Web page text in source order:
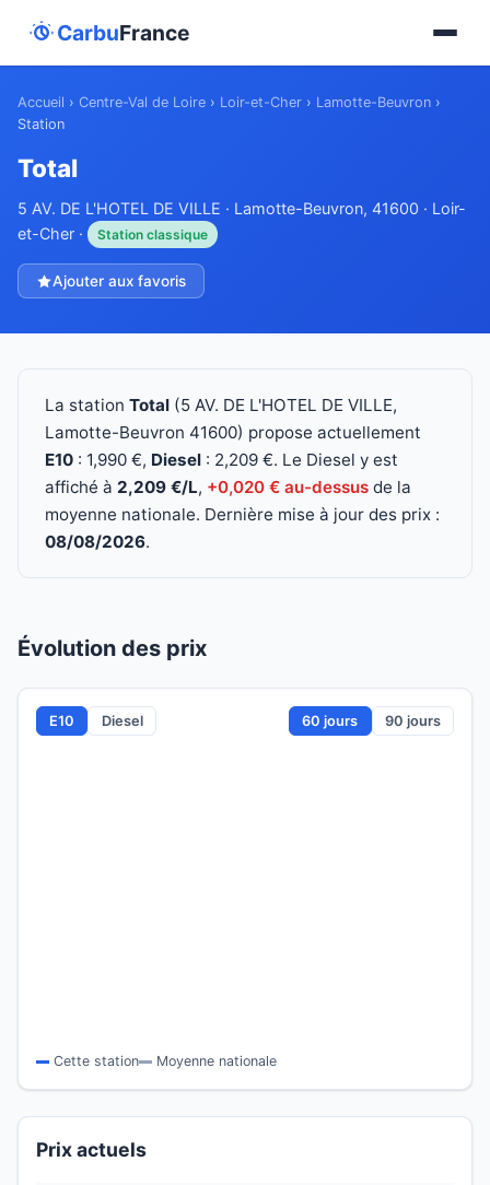
CarbuFrance
Accueil › Centre-Val de Loire › Loir-et-Cher › Lamotte-Beuvron ›
Station
Total
5 AV. DE L'HOTEL DE VILLE · Lamotte-Beuvron, 41600 · Loir-
et-Cher ·
Station classique
Ajouter aux favoris
La station Total (5 AV. DE L'HOTEL DE VILLE,
Lamotte-Beuvron 41600) propose actuellement
E10 : 1,990 €, Diesel : 2,209 €. Le Diesel y est
affiché à 2,209 €/L, +0,020 € au-dessus de la
moyenne nationale. Dernière mise à jour des prix :
08/08/2026.
Évolution des prix
E10 Diesel 60 jours 90 jours
Cette station Moyenne nationale
Prix actuels